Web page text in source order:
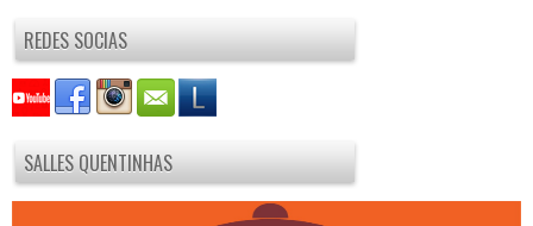
REDES SOCIAS
SALLES QUENTINHAS